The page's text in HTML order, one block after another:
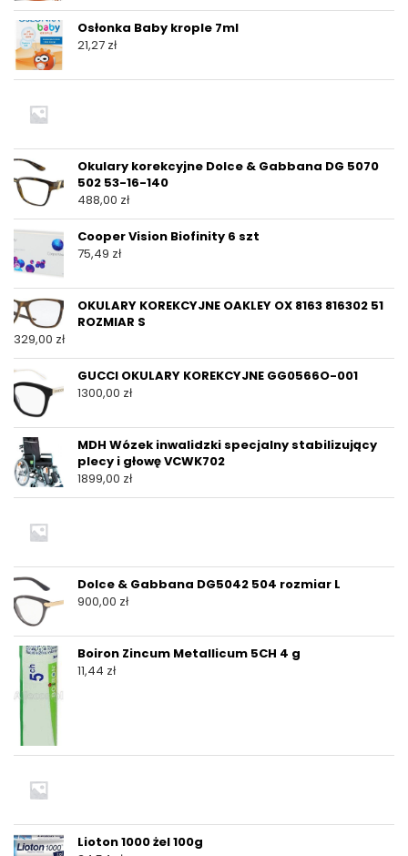
Osłonka Baby krople 7ml
21,27 zł
Okulary korekcyjne Dolce & Gabbana DG 5070
502 53-16-140
488,00 zł
Cooper Vision Biofinity 6 szt
75,49 zł
OKULARY KOREKCYJNE OAKLEY OX 8163 816302 51
ROZMIAR S
329,00 zł
GUCCI OKULARY KOREKCYJNE GG0566O-001
1300,00 zł
MDH Wózek inwalidzki specjalny stabilizujący
plecy i głowę VCWK702
1899,00 zł
Dolce & Gabbana DG5042 504 rozmiar L
900,00 zł
Boiron Zincum Metallicum 5CH 4 g
11,44 zł
Lioton 1000 żel 100g